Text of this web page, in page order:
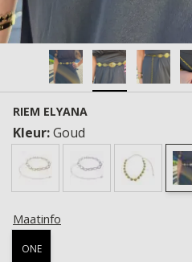
RIEM ELYANA
Kleur:Goud
Maatinfo
ONE